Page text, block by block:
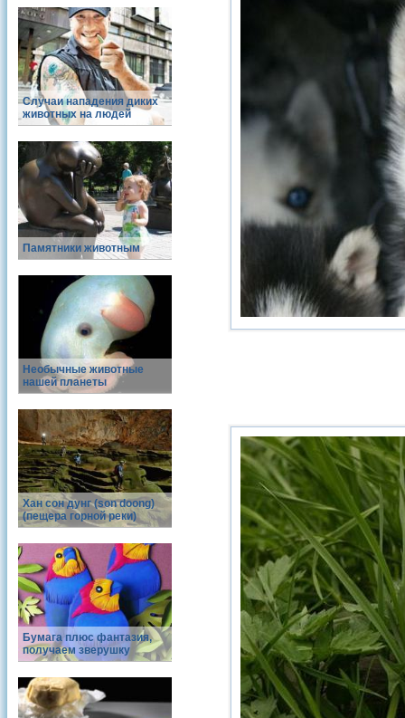
Случаи нападения диких
животных на людей
Памятники животным
Необычные животные
нашей планеты
Хан сон дунг (son doong)
(пещера горной реки)
Бумага плюс фантазия,
получаем зверушку